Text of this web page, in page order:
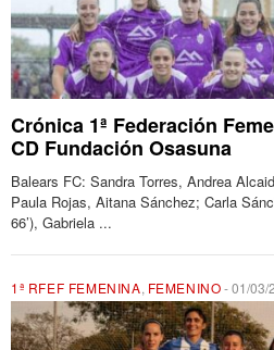
Crónica 1ª Federación
CD Fundación Osasuna
Balears FC: Sandra Torres, Andrea
Paula Rojas, Aitana Sánchez; Carla
66’), Gabriela ...
1ª RFEF FEMENINA, FEMENINO-01/03/